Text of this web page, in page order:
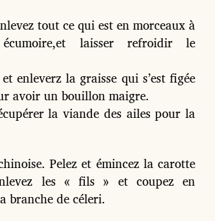
tout ce qui est en morceaux à
laisser refroidir le
enleverz la graisse qui s’est figée
avoir un bouillon maigre.
la viande des ailes pour la
Pelez et émincez la carotte
les « fils » et coupez en
branche de céleri.